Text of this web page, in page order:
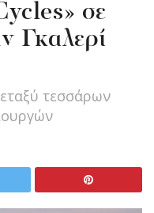
σε
Γκαλερί
τεσσάρων